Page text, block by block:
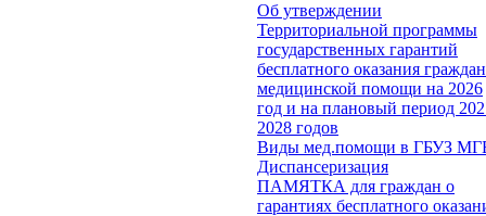
Об утверждении
Территориальной программы
государственных гарантий
бесплатного оказания
медицинской помощи на 2026
год и на плановый период
2028 годов
Виды мед.помощи в ГБУЗ
Диспансеризация
ПАМЯТКА для граждан о
гарантиях бесплатного